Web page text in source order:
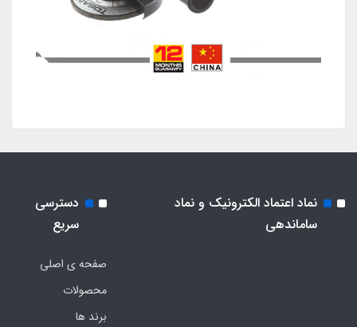
نماد اعتماد الکترونیک و نماد
ساماندهی
دسترسی
سریع
صفحه ی اصلی
محصولات
برند ها